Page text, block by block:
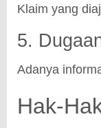
Klaim yang
5.
Adanya
Hak-